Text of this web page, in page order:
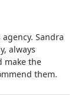
Sandra
always
make the
them.